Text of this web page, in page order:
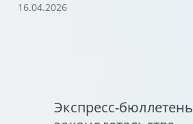
16.04.2026
Экспресс-бюллетень